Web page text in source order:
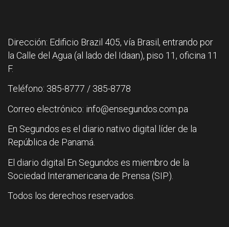
Dirección: Edificio Brazil 405, vía Brasil, entrando por
la Calle del Agua (al lado del Idaan), piso 11, oficina 11
F.
Teléfono: 385-8777 / 385-8778
Correo electrónico: info@ensegundos.com.pa
En Segundos es el diario nativo digital líder de la
República de Panamá.
El diario digital En Segundos es miembro de la
Sociedad Interamericana de Prensa (SIP).
Todos los derechos reservados.